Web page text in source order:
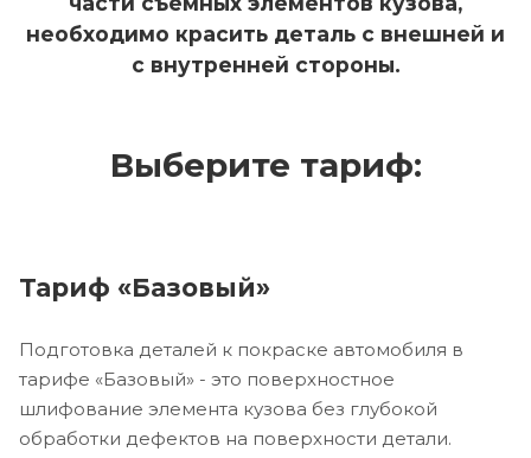
необходимо красить деталь с внешней и
с внутренней стороны.
Выберите тариф:
Тариф «Базовый»
Подготовка деталей к покраске автомобиля в
тарифе «Базовый» - это поверхностное
шлифование элемента кузова без глубокой
обработки дефектов на поверхности детали.